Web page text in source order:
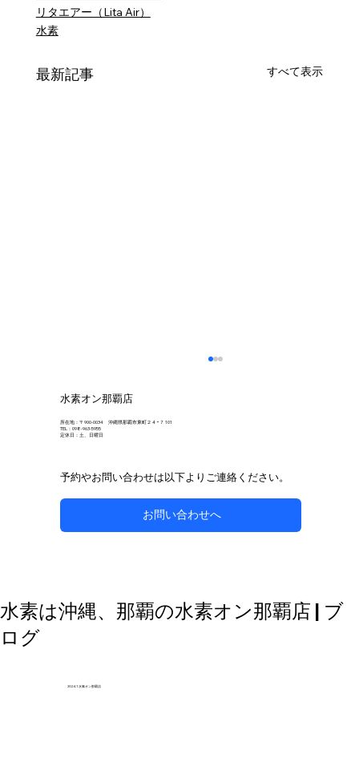
水素オン那覇店
所在地：〒900-0034 沖縄県那覇市東町２４−７ 101
TEL：098-963-5955
定休日：土、日曜日
予約やお問い合わせは以下よりご連絡ください。
お問い合わせへ
水素は沖縄、那覇の水素オン那覇店 | ブ
ログ
リタエアー（Lita Air）
水素
最新記事 すべて表示
自然な方法で副鼻腔炎のケアを目指す
2024.1 水素オン那覇店